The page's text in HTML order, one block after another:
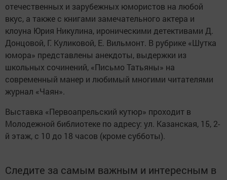
отечественных и зарубежных юмористов на любой
вкус, а также с книгами замечательного актера и
клоуна Юрия Никулина, ироническими детективами Д.
Донцовой, Г. Куликовой, Е. Вильмонт. В рубрике «Шутка
юмора» представлены анекдоты, выдержки из
школьных сочинений, «Письмо Татьяны» на
современный манер и любимый многими читателями
журнал «Чаян».
Выставка «Первоапрельский кутюр» проходит в
Молодежной библиотеке по адресу: ул. Казанская, 15, 2-
й этаж, с 10 до 18 часов (кроме субботы).
Следите за самым важным и интересным в